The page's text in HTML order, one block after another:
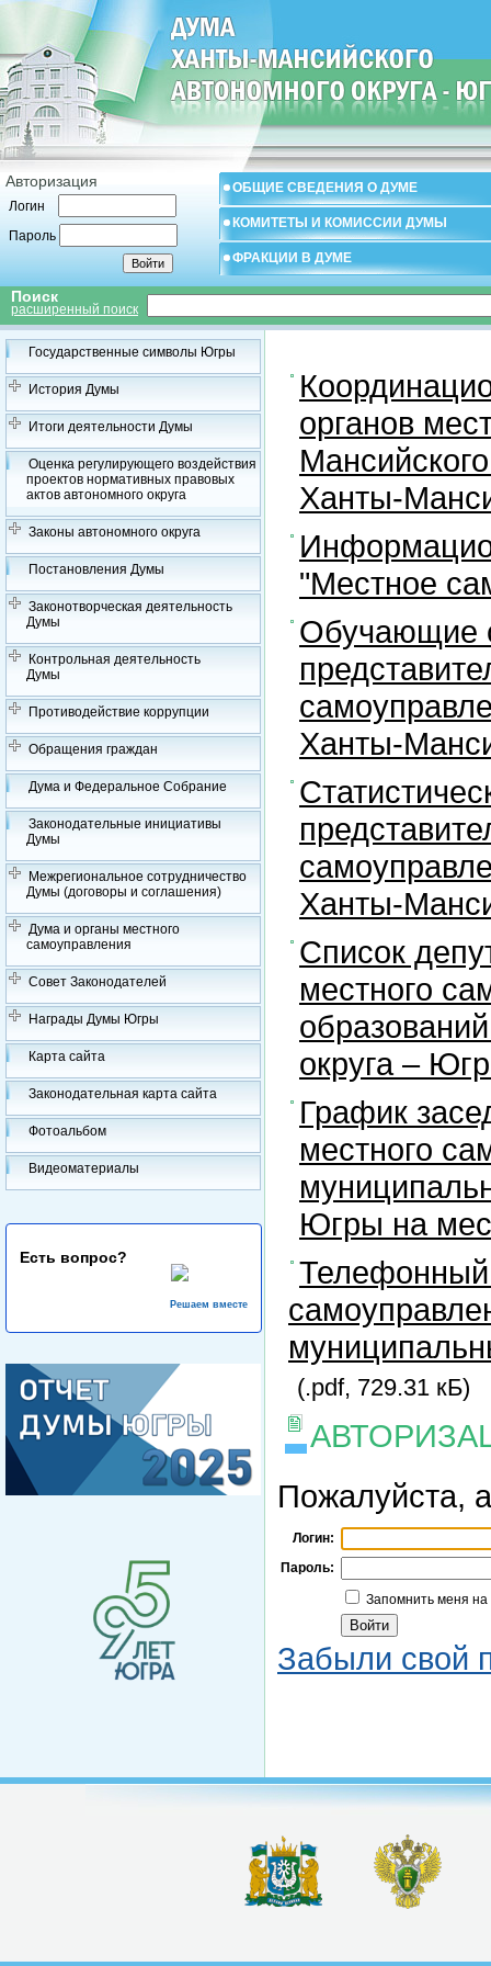
Авторизация
Логин
Пароль
ОБЩИЕ СВЕДЕНИЯ О ДУМЕ
КОМИТЕТЫ И КОМИССИИ ДУМЫ
ФРАКЦИИ В ДУМЕ
Поиск
расширенный поиск
Государственные символы Югры
История Думы
Итоги деятельности Думы
Оценка регулирующего воздействия
проектов нормативных правовых
актов автономного округа
Законы автономного округа
Постановления Думы
Законотворческая деятельность
Думы
Контрольная деятельность
Думы
Противодействие коррупции
Обращения граждан
Дума и Федеральное Собрание
Законодательные инициативы
Думы
Межрегиональное сотрудничество
Думы (договоры и соглашения)
Дума и органы местного
самоуправления
Совет Законодателей
Награды Думы Югры
Карта сайта
Законодательная карта сайта
Фотоальбом
Видеоматериалы
Есть вопрос?
Решаем вместе
органов
Ханты-
"Местное
Обучающие
Ханты-
Ханты-
Список
местного
округа –
График
местного
Югры на
Телефонный
(.pdf, 729.31 кБ)
Пожалуйста,
Логин:
Пароль:
Запомнить меня
Забыли свой